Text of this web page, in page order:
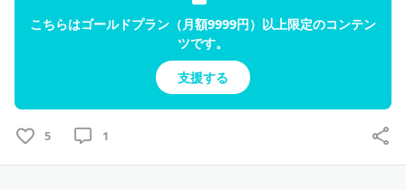
こちらはゴールドプラン（月額9999円）以上限定のコンテン
ツです。
支援する
5 1